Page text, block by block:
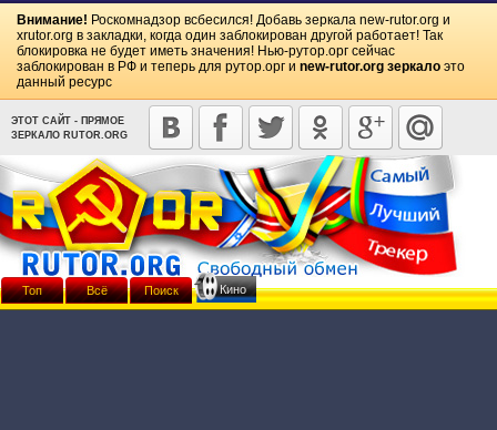
Внимание! Роскомнадзор всбесился! Добавь зеркала new-rutor.org и
xrutor.org в закладки, когда один заблокирован другой работает! Так
блокировка не будет иметь значения! Нью-рутор.орг сейчас
заблокирован в РФ и теперь для рутор.орг и new-rutor.org зеркало это
данный ресурс
ЭТОТ САЙТ - ПРЯМОЕ
ЗЕРКАЛО RUTOR.ORG